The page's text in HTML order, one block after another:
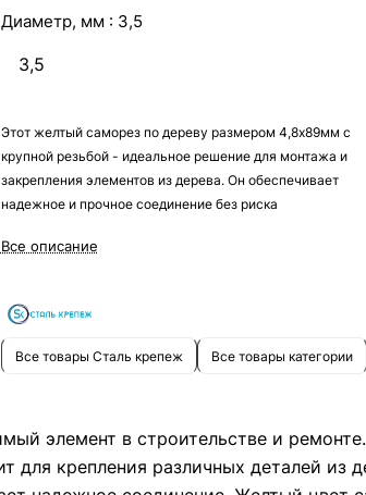
Диаметр, мм : 3,5
3,5
Этот желтый саморез по дереву размером 4,8х89мм с
крупной резьбой - идеальное решение для монтажа и
закрепления элементов из дерева. Он обеспечивает
надежное и прочное соединение без риска
Все описание
Все товары Сталь крепеж Все товары категории
элемент в строительстве и
крепления различных деталей из